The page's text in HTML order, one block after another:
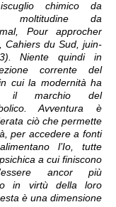
chimico da
moltitudine da
Pour approcher
Cahiers du Sud, juin-
Niente quindi in
corrente del
cui la modernità ha
il marchio del
Avventura è
ciò che permette
per accedere a fonti
l’Io, tutte
a cui finiscono
ancor più
in virtù della loro
è una dimensione